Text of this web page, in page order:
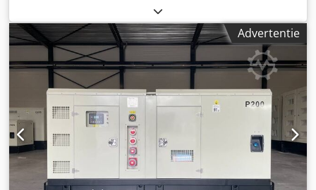
, motorfabrikant:
Toepassingsgebied: bouw Leeggewicht: 1.931 kg
Generatorvermogen: 200 kVA Djdoxq Uqcepfx Ac Hjck
Afmetingen laadruimte: 335 x 117 x 175 cm CE-markering:
ja Inhoud watertank: 325 l Neem contact op met Team DPX
voor meer informatie. = Verdere opties en toebehoren = -
Accu - Bedieningspaneel - Stalen dak - Tankwagen
Advertentie